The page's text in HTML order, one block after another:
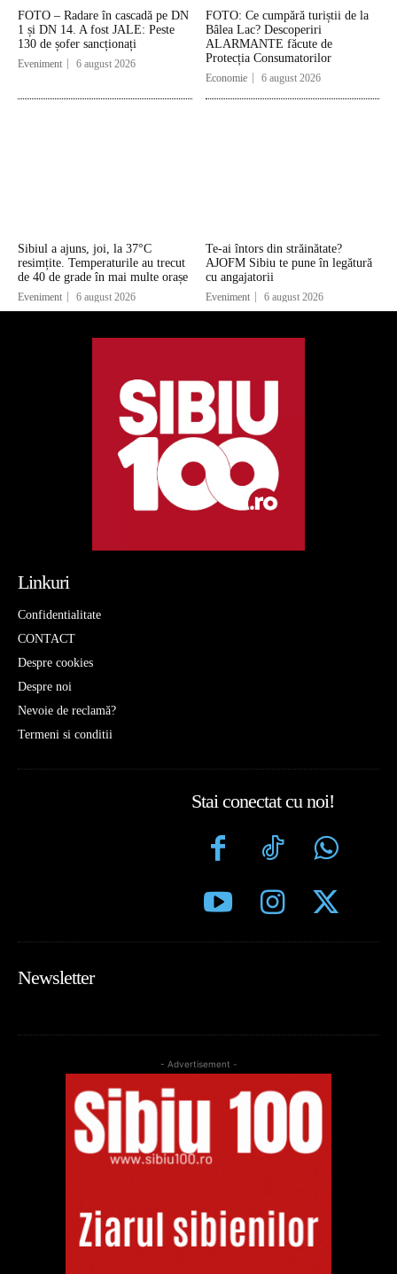
FOTO – Radare în cascadă pe DN
1 și DN 14. A fost JALE: Peste
130 de șofer sancționați
Eveniment 6 august 2026
FOTO: Ce cumpără turiștii de la
Bâlea Lac? Descoperiri
ALARMANTE făcute de
Protecția Consumatorilor
Economie 6 august 2026
Sibiul a ajuns, joi, la 37°C
resimțite. Temperaturile au trecut
de 40 de grade în mai multe orașe
Eveniment 6 august 2026
Te-ai întors din străinătate?
AJOFM Sibiu te pune în legătură
cu angajatorii
Eveniment 6 august 2026
Linkuri
Confidentialitate
CONTACT
Despre cookies
Despre noi
Nevoie de reclamă?
Termeni si conditii
Stai conectat cu noi!
Newsletter
- Advertisement -